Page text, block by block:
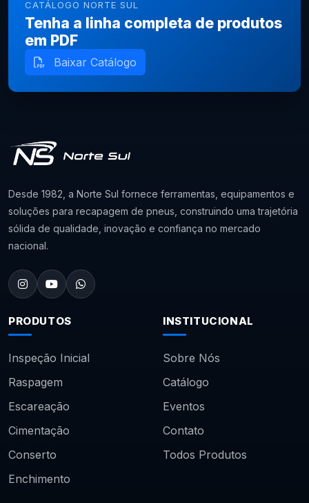
CATÁLOGO NORTE SUL
Tenha a linha completa de produtos
em PDF
Baixar Catálogo
Desde 1982, a Norte Sul fornece ferramentas, equipamentos e
soluções para recapagem de pneus, construindo uma trajetória
sólida de qualidade, inovação e confiança no mercado
nacional.
PRODUTOS
Inspeção Inicial
Raspagem
Escareação
Cimentação
Conserto
Enchimento
INSTITUCIONAL
Sobre Nós
Catálogo
Eventos
Contato
Todos Produtos